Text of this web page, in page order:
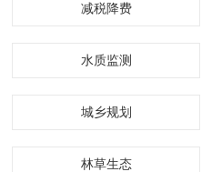
减税降费
水质监测
城乡规划
林草生态